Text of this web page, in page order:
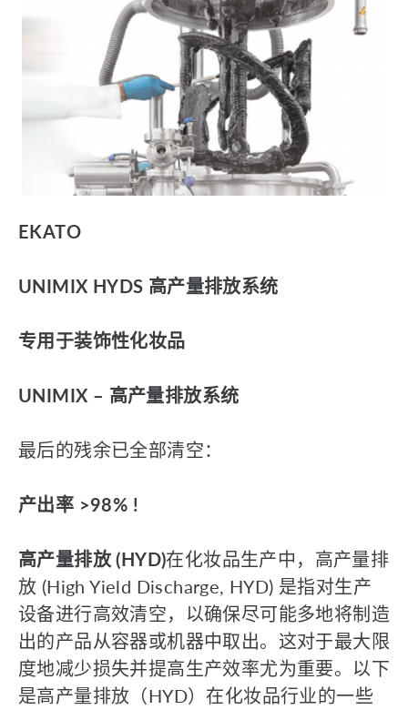
EKATO
UNIMIX HYDS 高产量排放系统
专用于装饰性化妆品
UNIMIX – 高产量排放系统
最后的残余已全部清空：
产出率 >98% !
高产量排放 (HYD)在化妆品生产中，高产量排
放 (High Yield Discharge, HYD) 是指对生产
设备进行高效清空，以确保尽可能多地将制造
出的产品从容器或机器中取出。这对于最大限
度地减少损失并提高生产效率尤为重要。以下
是高产量排放（HYD）在化妆品行业的一些